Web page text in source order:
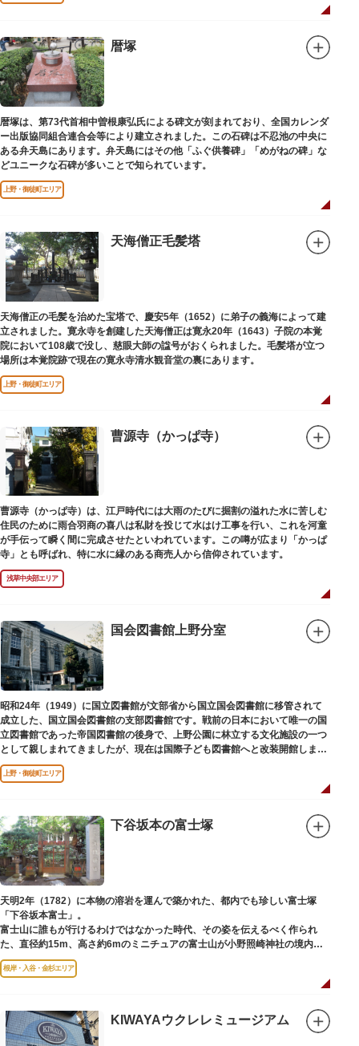
暦塚
暦塚は、第73代首相中曽根康弘氏による碑文が刻まれており、全国カレンダ
ー出版協同組合連合会等により建立されました。この石碑は不忍池の中央に
ある弁天島にあります。弁天島にはその他「ふぐ供養碑」「めがねの碑」な
どユニークな石碑が多いことで知られています。
上野・御徒町エリア
天海僧正毛髪塔
天海僧正の毛髪を治めた宝塔で、慶安5年（1652）に弟子の義海によって建
立されました。寛永寺を創建した天海僧正は寛永20年（1643）子院の本覚
院において108歳で没し、慈眼大師の諡号がおくられました。毛髪塔が立つ
場所は本覚院跡で現在の寛永寺清水観音堂の裏にあります。
上野・御徒町エリア
曹源寺（かっぱ寺）
曹源寺（かっぱ寺）は、江戸時代には大雨のたびに掘割の溢れた水に苦しむ
住民のために雨合羽商の喜八は私財を投じて水はけ工事を行い、これを河童
が手伝って瞬く間に完成させたといわれています。この噂が広まり「かっぱ
寺」とも呼ばれ、特に水に縁のある商売人から信仰されています。
浅草中央部エリア
国会図書館上野分室
昭和24年（1949）に国立図書館が文部省から国立国会図書館に移管されて
成立した、国立国会図書館の支部図書館です。戦前の日本において唯一の国
立図書館であった帝国図書館の後身で、上野公園に林立する文化施設の一つ
として親しまれてきましたが、現在は国際子ども図書館へと改装開館しまし
た。
上野・御徒町エリア
下谷坂本の富士塚
天明2年（1782）に本物の溶岩を運んで築かれた、都内でも珍しい富士塚
「下谷坂本富士」。
富士山に誰もが行けるわけではなかった時代、その姿を伝えるべく作られ
た、直径約15m、高さ約6mのミニチュアの富士山が小野照崎神社の境内に
あります。
一合目から順に十合目まで記されており、南無妙法と書かれた石碑や修験道
形民俗文化財に指定されています。
富士山に合わせて、お山開きが行われ、6月30日と1日には富士塚に登ること
根岸・入谷・金杉エリア
KIWAYAウクレレミュージアム